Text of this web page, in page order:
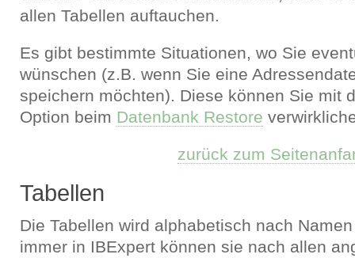
allen Tabellen auftauchen.
Es gibt bestimmte Situationen, wo Sie
wünschen (z.B. wenn Sie eine
speichern möchten). Diese können Sie mit
Option beim Datenbank Restore
zurück zum
Tabellen
Die Tabellen wird alphabetisch nach
immer in IBExpert können sie nach allen